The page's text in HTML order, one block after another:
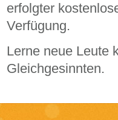
erfolgter
Verfügung.
Lerne neue Leute
Gleichgesinnten.